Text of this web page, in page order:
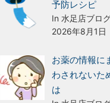
予防レシピ
In 水足店ブロ
2026年8月1日
お薬の情報に
わされないた
は